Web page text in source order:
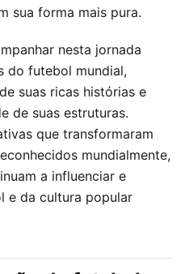
sua forma mais pura.
nesta jornada
do futebol mundial,
suas ricas histórias e
de suas estruturas.
que transformaram
mundialmente,
a influenciar e
e da cultura popular